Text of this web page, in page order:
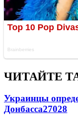
ЧИТАЙТЕ
Украинцы
Донбасса27028